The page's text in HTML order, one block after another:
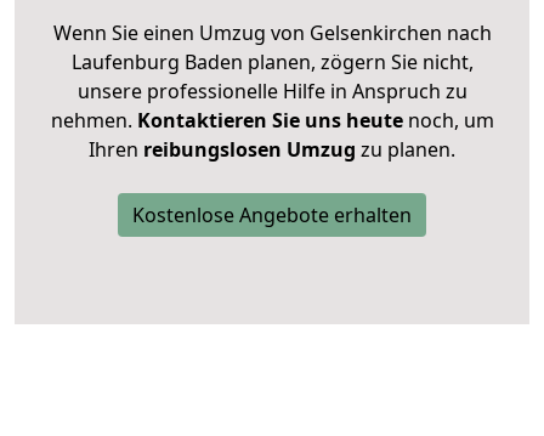
Wenn Sie einen Umzug von Gelsenkirchen nach
Laufenburg Baden planen, zögern Sie nicht,
unsere professionelle Hilfe in Anspruch zu
nehmen. Kontaktieren Sie uns heutenoch, um
Ihren reibungslosen Umzug zu planen.
Kostenlose Angebote erhalten